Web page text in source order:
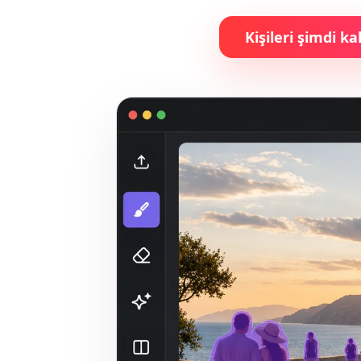
Kişileri şimdi